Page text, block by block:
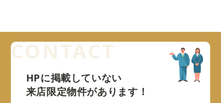
HPに掲載していない
来店限定物件があります！